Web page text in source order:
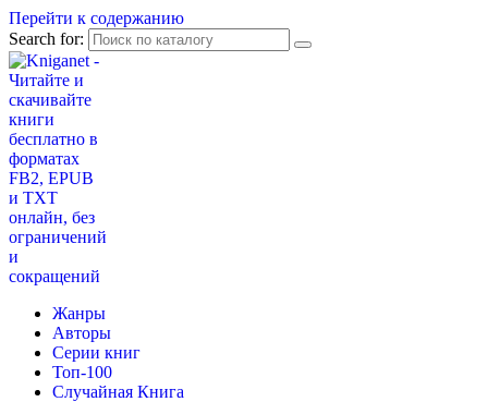
Перейти к содержанию
Search for:
Жанры
Авторы
Серии книг
Топ-100
Случайная Книга